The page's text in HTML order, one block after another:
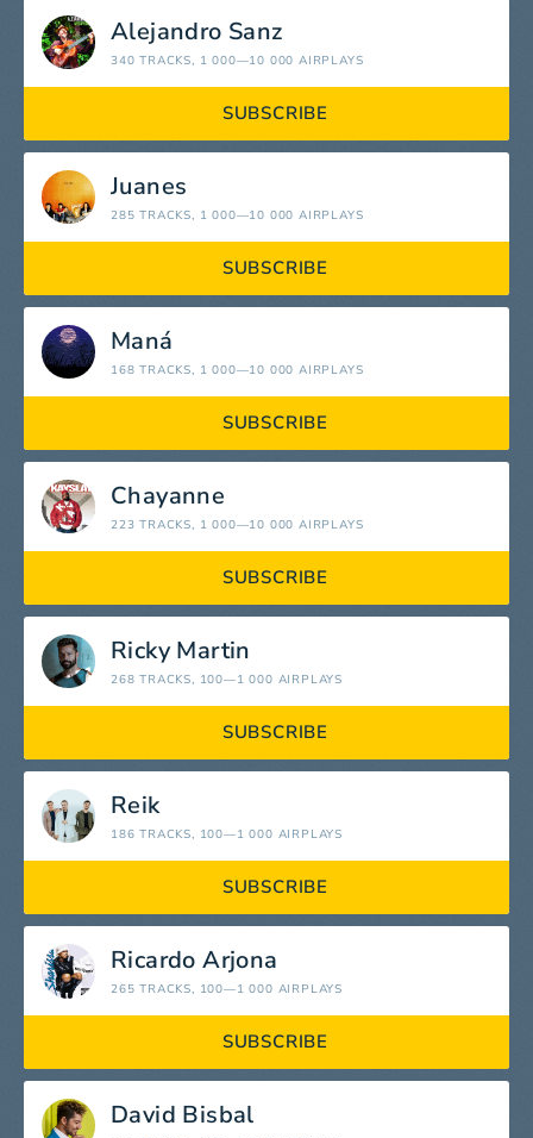
Alejandro Sanz
340 TRACKS, 1 000—10 000 AIRPLAYS
SUBSCRIBE
Juanes
285 TRACKS, 1 000—10 000 AIRPLAYS
SUBSCRIBE
Maná
168 TRACKS, 1 000—10 000 AIRPLAYS
SUBSCRIBE
Chayanne
223 TRACKS, 1 000—10 000 AIRPLAYS
SUBSCRIBE
Ricky Martin
268 TRACKS, 100—1 000 AIRPLAYS
SUBSCRIBE
Reik
186 TRACKS, 100—1 000 AIRPLAYS
SUBSCRIBE
Ricardo Arjona
265 TRACKS, 100—1 000 AIRPLAYS
SUBSCRIBE
David Bisbal